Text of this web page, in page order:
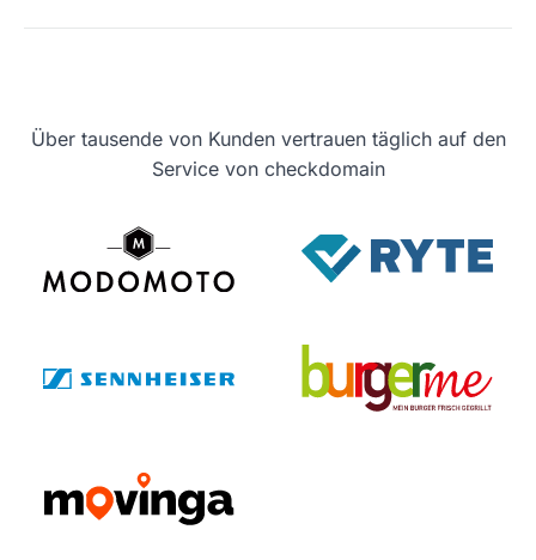
Über tausende von Kunden vertrauen täglich auf den
Service von checkdomain